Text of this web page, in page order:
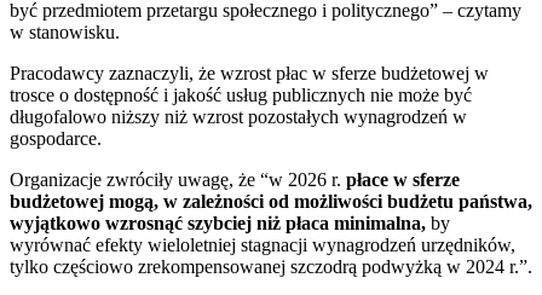
być przedmiotem przetargu społecznego i politycznego” – czytamy
w stanowisku.
Pracodawcy zaznaczyli, że wzrost płac w sferze budżetowej w
trosce o dostępność i jakość usług publicznych nie może być
długofalowo niższy niż wzrost pozostałych wynagrodzeń w
gospodarce.
Organizacje zwróciły uwagę, że “w 2026 r. płace w sferze
budżetowej mogą, w zależności od możliwości budżetu państwa,
wyjątkowo wzrosnąć szybciej niż płaca minimalna, by
wyrównać efekty wieloletniej stagnacji wynagrodzeń urzędników,
tylko częściowo zrekompensowanej szczodrą podwyżką w 2024 r.”.